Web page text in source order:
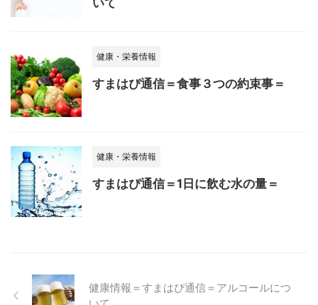
健康・栄養情報
すまはぴ通信＝食事３つの約束事＝
健康・栄養情報
すまはぴ通信＝1日に飲む水の量＝
健康情報＝すまはぴ通信＝アルコールにつ